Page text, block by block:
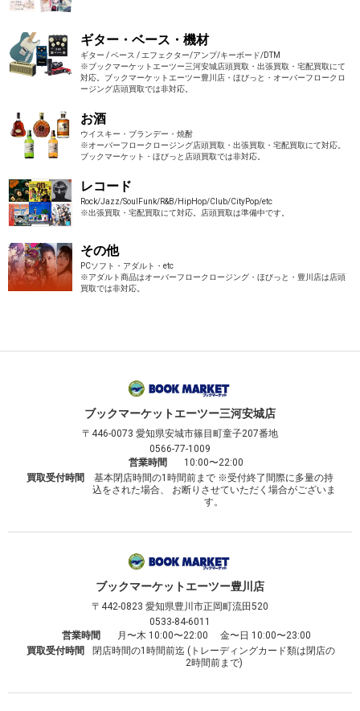
ギター・ベース・機材
ギター / ベース / エフェクター/アンプ/キーボード/DTM
※ブックマーケットエーツー三河安城店頭買取・出張買取・宅配買取にて
対応。ブックマーケットエーツー豊川店・ほびっと・オーバーフロークロ
ージング店頭買取では非対応。
お酒
ウイスキー・ブランデー・焼酎
※オーバーフロークロージング店頭買取・出張買取・宅配買取にて対応。
ブックマーケット・ほびっと店頭買取では非対応。
レコード
Rock/Jazz/SoulFunk/R&B/HipHop/Club/CityPop/etc
※出張買取・宅配買取にて対応。店頭買取は準備中です。
その他
PCソフト・アダルト・etc
※アダルト商品はオーバーフロークロージング・ほびっと・豊川店は店頭
買取では非対応。
ブックマーケットエーツー三河安城店
〒446-0073 愛知県安城市篠目町童子207番地
0566-77-1009
営業時間
10:00〜22:00
買取受付時間
基本閉店時間の1時間前まで ※受付終了間際に多量の持
込をされた場合、 お断りさせていただく場合がございま
す。
ブックマーケットエーツー豊川店
〒442-0823 愛知県豊川市正岡町流田520
0533-84-6011
営業時間
月〜木 10:00〜22:00 金〜日 10:00〜23:00
買取受付時間
閉店時間の1時間前迄 (トレーディングカード類は閉店の
2時間前まで)